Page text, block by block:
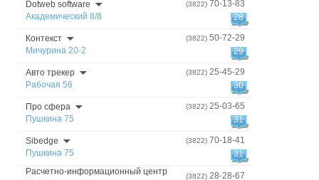
Dotweb software
Академический 8/8
(3822) 70-13-83
28
Контекст
Мичурина 20-2
(3822) 50-72-29
29
Авто трекер
Рабочая 56
(3822) 25-45-29
30
Про сфера
Пушкина 75
(3822) 25-03-65
31
Sibedge
Пушкина 75
(3822) 70-18-41
31
Расчетно-информационный центр
(3822) 28-28-67